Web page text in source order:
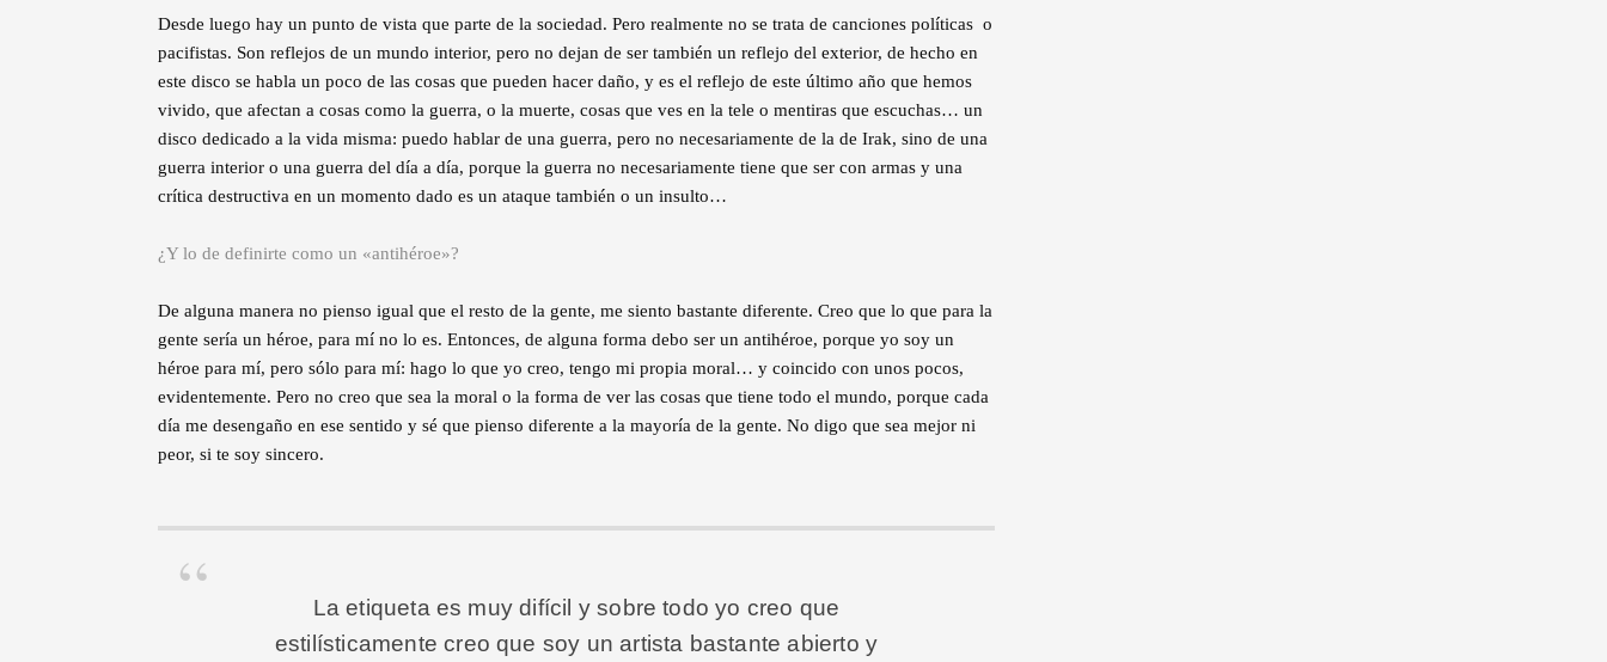
Desde luego hay un punto de vista que parte de la sociedad. Pero realmente no se trata de canciones políticas o
pacifistas. Son reflejos de un mundo interior, pero no dejan de ser también un reflejo del exterior, de hecho en
este disco se habla un poco de las cosas que pueden hacer daño, y es el reflejo de este último año que hemos
vivido, que afectan a cosas como la guerra, o la muerte, cosas que ves en la tele o mentiras que escuchas… un
disco dedicado a la vida misma: puedo hablar de una guerra, pero no necesariamente de la de Irak, sino de una
guerra interior o una guerra del día a día, porque la guerra no necesariamente tiene que ser con armas y una
crítica destructiva en un momento dado es un ataque también o un insulto…
¿Y lo de definirte como un «antihéroe»?
De alguna manera no pienso igual que el resto de la gente, me siento bastante diferente. Creo que lo que para la
gente sería un héroe, para mí no lo es. Entonces, de alguna forma debo ser un antihéroe, porque yo soy un
héroe para mí, pero sólo para mí: hago lo que yo creo, tengo mi propia moral… y coincido con unos pocos,
evidentemente. Pero no creo que sea la moral o la forma de ver las cosas que tiene todo el mundo, porque cada
día me desengaño en ese sentido y sé que pienso diferente a la mayoría de la gente. No digo que sea mejor ni
peor, si te soy sincero.
La etiqueta es muy difícil y sobre todo yo creo que
estilísticamente creo que soy un artista bastante abierto y